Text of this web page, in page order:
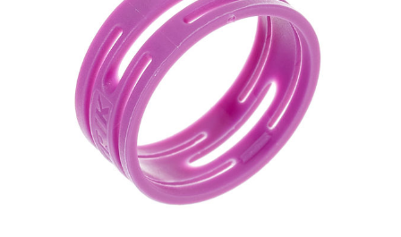
ΑΞΕΣΟΥΑΡ - ΑΝΤΑΛΛΑΚΤΙΚΑ ΚΙΘΑΡΑΣ ΜΠΑΣΟΥ
ΤΕΤΡΑΔΙΑ-DVD-CD